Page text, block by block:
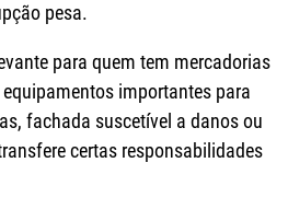
pesa.
para quem tem mercadorias
importantes para
fachada suscetível a danos ou
certas responsabilidades